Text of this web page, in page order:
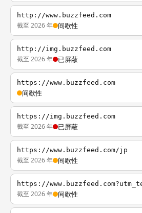
http://www.buzzfeed.com
截至 2026 年 间歇性
http://img.buzzfeed.com
截至 2026 年 已屏蔽
https://www.buzzfeed.com
间歇性
https://img.buzzfeed.com
截至 2026 年 已屏蔽
https://www.buzzfeed.com/jp
截至 2026 年 间歇性
https://
截至 2026 年 间歇性